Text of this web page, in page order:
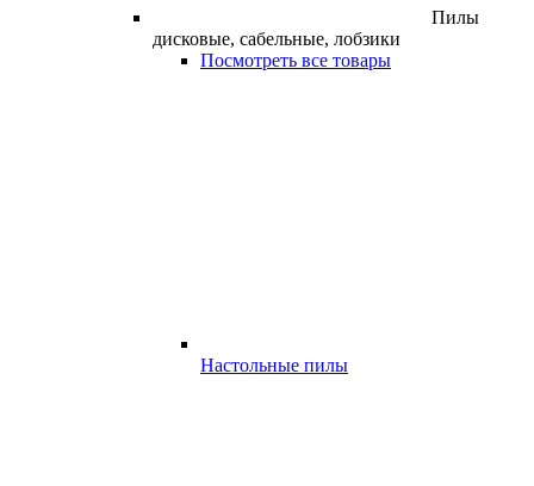
Пилы
дисковые, сабельные, лобзики
Посмотреть все товары
Настольные пилы